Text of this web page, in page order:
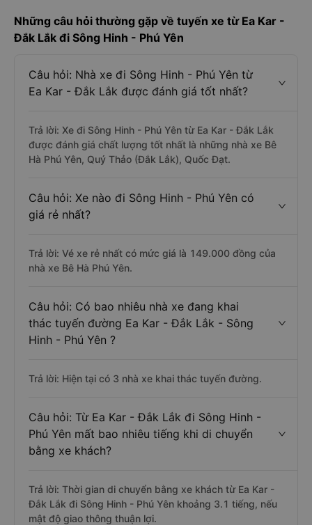
Những câu hỏi thường gặp về tuyến xe từ Ea Kar -
Đắk Lắk đi Sông Hinh - Phú Yên
Câu hỏi: Nhà xe đi Sông Hinh - Phú Yên từ
Ea Kar - Đắk Lắk được đánh giá tốt nhất?
Trả lời: Xe đi Sông Hinh - Phú Yên từ Ea Kar - Đắk Lắk
được đánh giá chất lượng tốt nhất là những nhà xe Bê
Hà Phú Yên, Quý Thảo (Đắk Lắk), Quốc Đạt.
Câu hỏi: Xe nào đi Sông Hinh - Phú Yên có
giá rẻ nhất?
Trả lời: Vé xe rẻ nhất có mức giá là 149.000 đồng của
nhà xe Bê Hà Phú Yên.
Câu hỏi: Có bao nhiêu nhà xe đang khai
thác tuyến đường Ea Kar - Đắk Lắk - Sông
Hinh - Phú Yên ?
Trả lời: Hiện tại có 3 nhà xe khai thác tuyến đường.
Câu hỏi: Từ Ea Kar - Đắk Lắk đi Sông Hinh -
Phú Yên mất bao nhiêu tiếng khi di chuyển
bằng xe khách?
Trả lời: Thời gian di chuyển bằng xe khách từ Ea Kar -
Đắk Lắk đi Sông Hinh - Phú Yên khoảng 3.1 tiếng, nếu
mật độ giao thông thuận lợi.